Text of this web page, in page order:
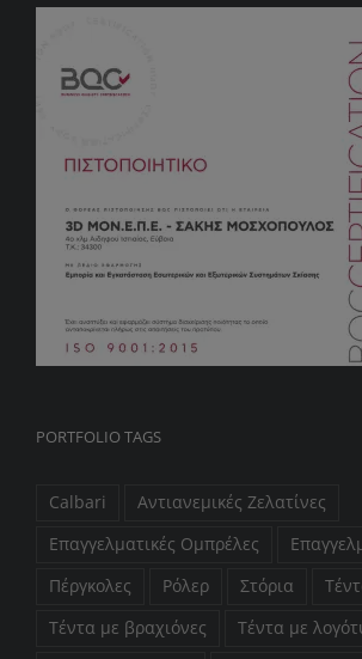
PORTFOLIO TAGS
Calbari
Αντιανεμικές Ζελατίνες
Επαγγελματικές Ομπρέλες
Πέργκολες
Ρόλερ Στόρια
Τέντα με βραχιόνες
Τέντα με